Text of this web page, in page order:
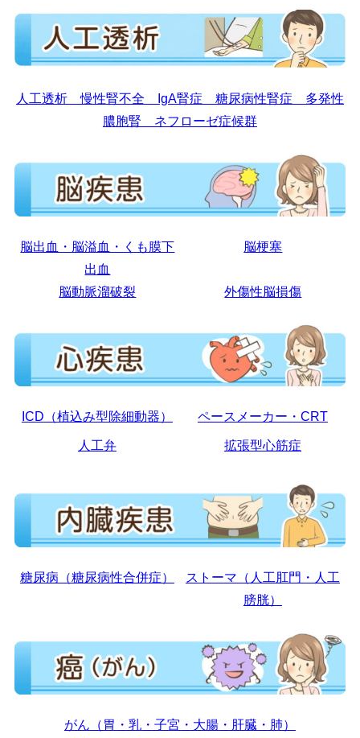
人工透析 慢性腎不全 IgA腎症 糖尿病性腎症 多発性
膿胞腎 ネフローゼ症候群
脳出血・脳溢血・くも膜下
出血
脳梗塞
脳動脈溜破裂 外傷性脳損傷
ICD（植込み型除細動器） ペースメーカー・CRT
人工弁 拡張型心筋症
糖尿病（糖尿病性合併症）
ストーマ（人工肛門・人工
膀胱）
がん（胃・乳・子宮・大腸・肝臓・肺）